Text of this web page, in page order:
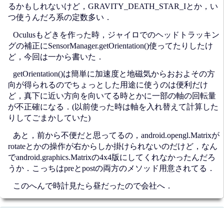
るかもしれないけど，GRAVITY_DEATH_STAR_Iとか，い
つ使うんだろ系の定数多い．
Oculusもどきを作った時，ジャイロでのヘッドトラッキン
グの補正にSensorManager.getOrientation()使ってたりしたけ
ど，今回は一から書いた．
getOrientation()は簡単に加速度と地磁気からおおよその方
向が得られるのでちょっとした用途に使うのは便利だけ
ど，真下に近い方向を向いてる時とかに一部の軸の回転量
が不正確になる．(以前使った時は軸を入れ替えて計算した
りしてごまかしていた)
あと，前から不便だと思ってるの，android.opengl.Matrixが
rotateとかの操作が右からしか掛けられないのだけど，なん
でandroid.graphics.Matrixの4x4版にしてくれなかったんだろ
うか．こっちはpreとpostの両方のメソッド用意されてる．
このへんで時計見たら昼だったので会社へ．